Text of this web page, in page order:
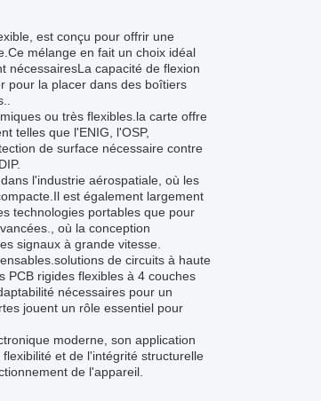
est conçu pour offrir une
mélange en fait un choix idéal
nécessairesLa capacité de flexion
pour la placer dans des boîtiers
ou très flexibles.la carte offre
telles que l'ENIG, l'OSP,
de surface nécessaire contre
l'industrie aérospatiale, où les
est également largement
technologies portables que pour
où la conception
signaux à grande vitesse.
de circuits à haute
PCB rigides flexibles à 4 couches
nécessaires pour un
jouent un rôle essentiel pour
moderne, son application
et de l'intégrité structurelle
de l'appareil.